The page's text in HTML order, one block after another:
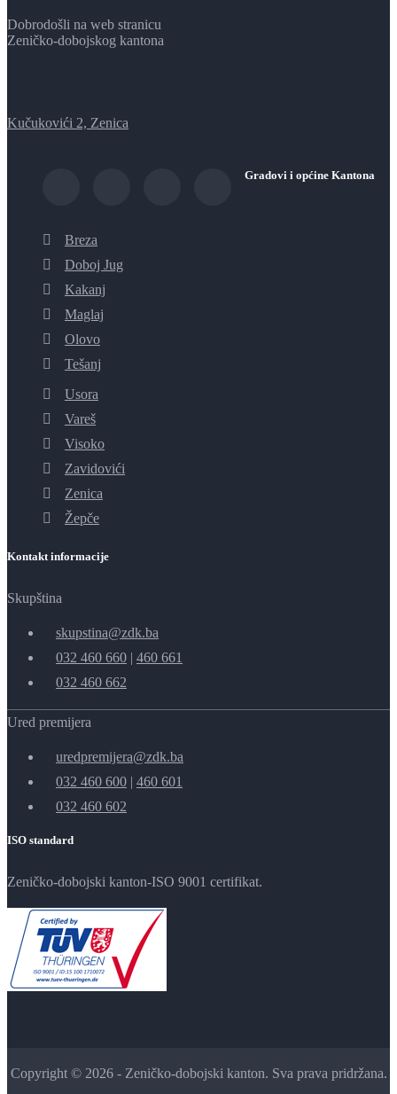
Dobrodošli na web stranicu
Zeničko-dobojskog kantona
Kučukovići 2, Zenica
Gradovi i općine Kantona
Breza
Doboj Jug
Kakanj
Maglaj
Olovo
Tešanj
Usora
Vareš
Visoko
Zavidovići
Zenica
Žepče
Kontakt informacije
Skupština
skupstina@zdk.ba
032 460 660 | 460 661
032 460 662
Ured premijera
uredpremijera@zdk.ba
032 460 600 | 460 601
032 460 602
ISO standard
Zeničko-dobojski kanton-ISO 9001 certifikat.
Copyright © 2026 - Zeničko-dobojski kanton. Sva prava pridržana.